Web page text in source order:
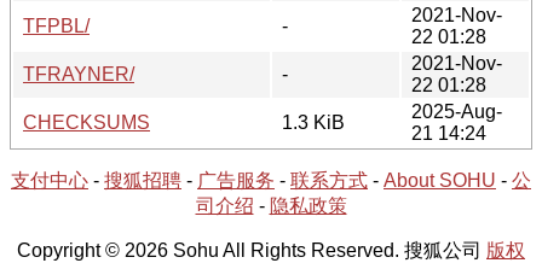
TFPBL/
-
2021-Nov-
22 01:28
TFRAYNER/
-
2021-Nov-
22 01:28
CHECKSUMS
1.3 KiB
2025-Aug-
21 14:24
支付中心 - 搜狐招聘 - 广告服务 - 联系方式 - About SOHU - 公
司介绍 - 隐私政策
Copyright © 2026 Sohu All Rights Reserved. 搜狐公司 版权